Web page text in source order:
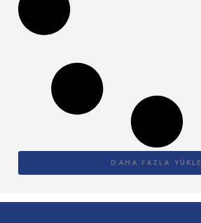
DAHA FAZLA YÜKLE